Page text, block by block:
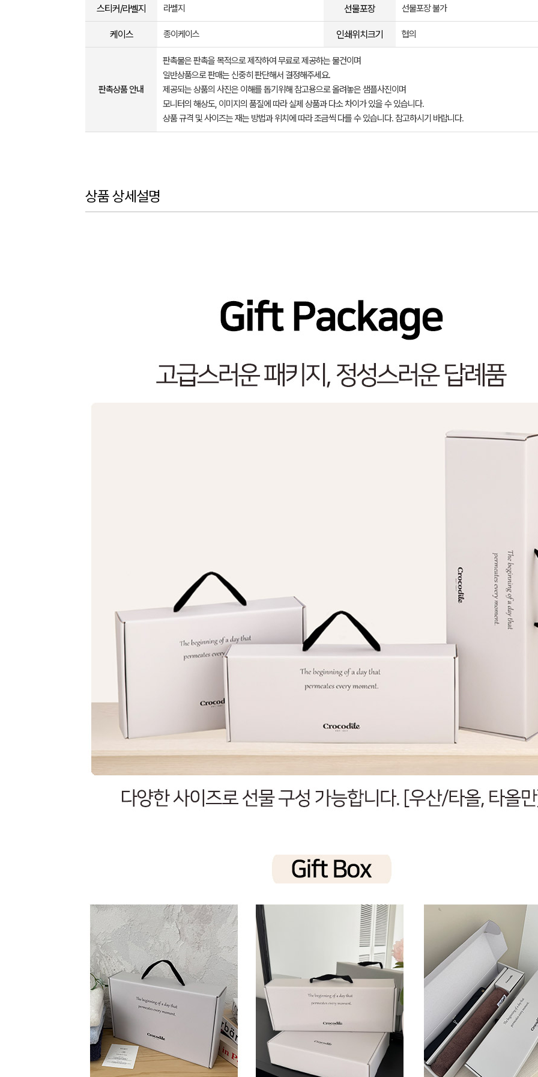
스티커/라벨지 라벨지 선물포장 선물포장 불가
케이스 종이케이스 인쇄위치크기 협의
판촉상품 안내
판촉물은 판촉을 목적으로 제작하여 무료로 제공하는 물건이며
일반상품으로 판매는 신중히 판단해서 결정해주세요.
제공되는 상품의 사진은 이해를 돕기위해 참고용으로 올려놓은 샘플사진이며
모니터의 해상도, 이미지의 품질에 따라 실제 상품과 다소 차이가 있을 수 있습니다.
상품 규격 및 사이즈는 재는 방법과 위치에 따라 조금씩 다를 수 있습니다. 참고하시기 바랍니다.
상품 상세설명